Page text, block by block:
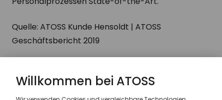
Quelle: ATOSS Kunde Hensoldt | ATOSS
Geschäftsbericht 2019